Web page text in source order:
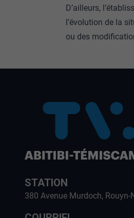
D’ailleurs,
l’évolution de la
ou des
STATION
380 Avenue Murdoch, Rouyn-